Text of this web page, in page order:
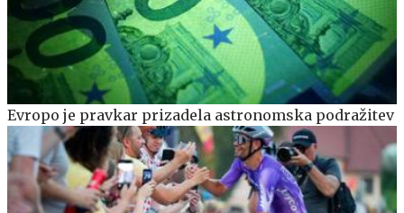
Evropo je pravkar prizadela astronomska podražitev